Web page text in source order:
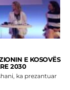
E KOSOVËS
2030
ka prezantuar